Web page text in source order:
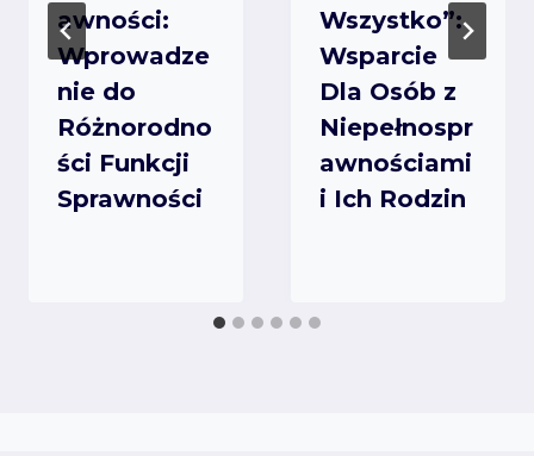
awności:
Wprowadze
nie do
Różnorodno
ści Funkcji
Sprawności
Wszystko”:
Wsparcie
Dla Osób z
Niepełnospr
awnościami
i Ich Rodzin